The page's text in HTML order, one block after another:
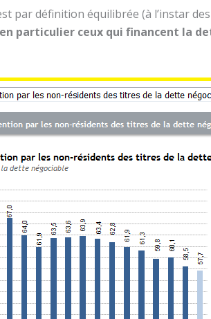
par définition équilibrée (à l’instar
particulier ceux qui financent la